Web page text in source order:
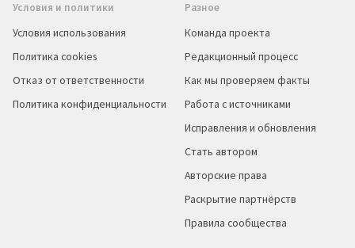
Условия и политики
Условия использования
Политика cookies
Отказ от ответственности
Политика конфиденциальности
Разное
Команда проекта
Редакционный процесс
Как мы проверяем факты
Работа с источниками
Исправления и обновления
Стать автором
Авторские права
Раскрытие партнёрств
Правила сообщества